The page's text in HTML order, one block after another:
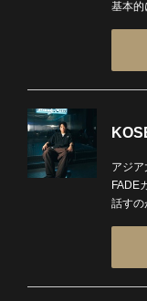
基本的
アジア
FADE
話すの